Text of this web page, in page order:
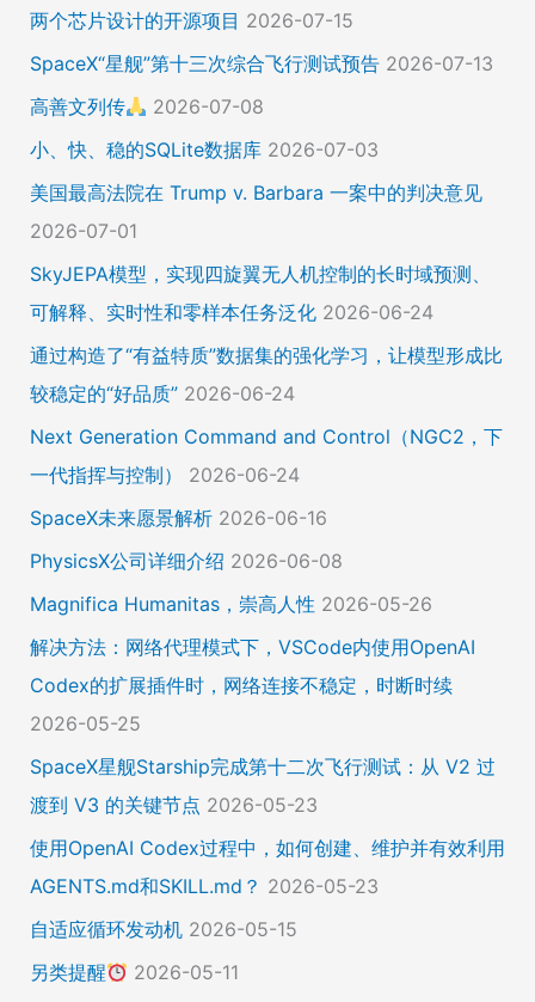
两个芯片设计的开源项目 2026-07-15
SpaceX“星舰”第十三次综合飞行测试预告 2026-07-13
高善文列传
2026-07-08
小、快、稳的SQLite数据库 2026-07-03
美国最高法院在 Trump v. Barbara 一案中的判决意见
2026-07-01
SkyJEPA模型，实现四旋翼无人机控制的长时域预测、
可解释、实时性和零样本任务泛化 2026-06-24
通过构造了“有益特质”数据集的强化学习，让模型形成比
较稳定的“好品质” 2026-06-24
Next Generation Command and Control（NGC2，下
一代指挥与控制）
2026-06-24
SpaceX未来愿景解析 2026-06-16
PhysicsX公司详细介绍 2026-06-08
Magnifica Humanitas，崇高人性 2026-05-26
解决方法：网络代理模式下，VSCode内使用OpenAI
Codex的扩展插件时，网络连接不稳定，时断时续
2026-05-25
SpaceX星舰Starship完成第十二次飞行测试：从 V2 过
渡到 V3 的关键节点 2026-05-23
使用OpenAI Codex过程中，如何创建、维护并有效利用
AGENTS.md和SKILL.md？ 2026-05-23
自适应循环发动机 2026-05-15
另类提醒
2026-05-11